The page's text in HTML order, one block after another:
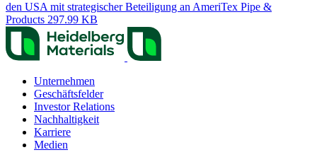
den USA mit strategischer Beteiligung an AmeriTex Pipe &
Products 297.99 KB
Unternehmen
Geschäftsfelder
Investor Relations
Nachhaltigkeit
Karriere
Medien